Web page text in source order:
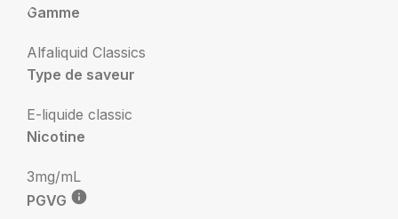
Gamme
Alfaliquid Classics
Type de saveur
E-liquide classic
Nicotine
3mg/mL
PGVG